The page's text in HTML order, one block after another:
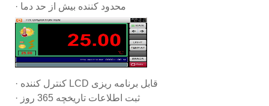
· محدود کننده بیش از حد دما
· کنترل کننده LCD قابل برنامه ریزی
· ثبت اطلاعات تاریخچه 365 روز